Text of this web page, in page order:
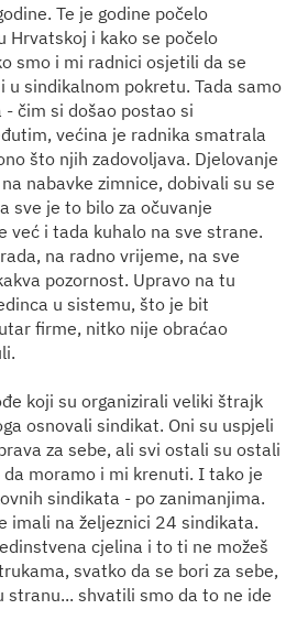
Te je godine počelo
Hrvatskoj i kako se počelo
smo i mi radnici osjetili da se
sindikalnom pokretu. Tada samo
čim si došao postao si
većina je radnika smatrala
što njih zadovoljava. Djelovanje
nabavke zimnice, dobivali su se
sve je to bilo za očuvanje
već i tada kuhalo na sve strane.
na radno vrijeme, na sve
pozornost. Upravo na tu
u sistemu, što je bit
firme, nitko nije obraćao
koji su organizirali veliki štrajk
osnovali sindikat. Oni su uspjeli
za sebe, ali svi ostali su ostali
moramo i mi krenuti. I tako je
sindikata - po zanimanjima.
imali na željeznici 24 sindikata.
cjelina i to ti ne možeš
svatko da se bori za sebe,
stranu... shvatili smo da to ne ide